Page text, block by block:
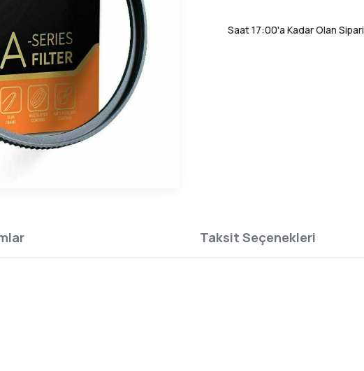
Saat 17:00'a Kadar Olan
Taksit Seçenekleri